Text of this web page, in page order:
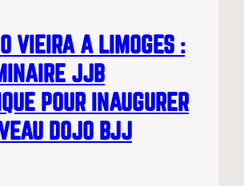
VIEIRA A LIMOGES :
JJB
POUR INAUGURER
DOJO BJJ